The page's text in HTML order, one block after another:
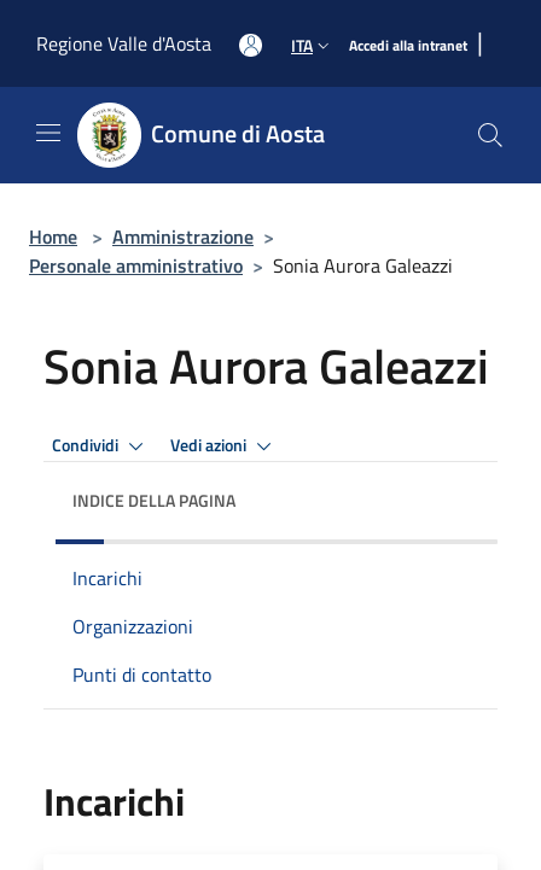
Regione Valle d'Aosta
ITA Accedi alla intranet |
Comune di Aosta
Home > Amministrazione >
Personale amministrativo > Sonia Aurora Galeazzi
Sonia Aurora Galeazzi
Condividi Vedi azioni
INDICE DELLA PAGINA
Incarichi
Organizzazioni
Punti di contatto
Incarichi